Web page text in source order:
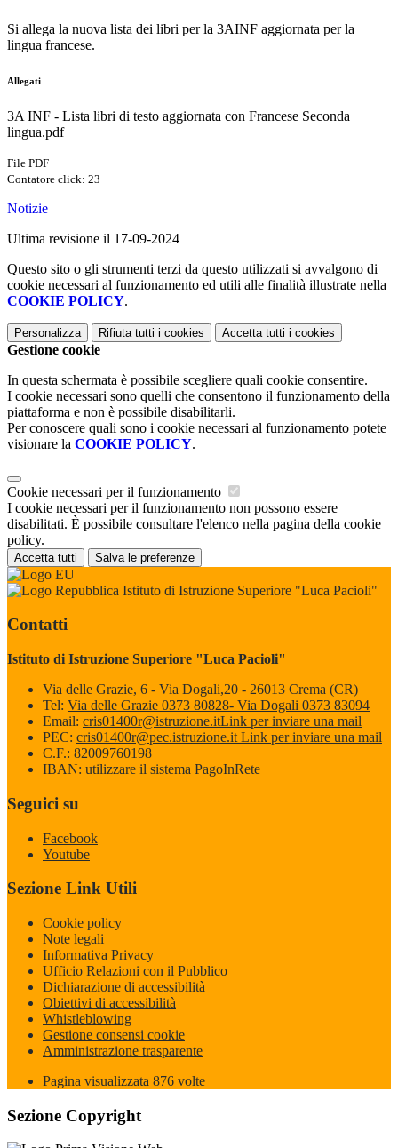
Si allega la nuova lista dei libri per la 3AINF aggiornata per la
lingua francese.
Allegati
3A INF - Lista libri di testo aggiornata con Francese Seconda
lingua.pdf
File PDF
Contatore click: 23
Notizie
Ultima revisione il 17-09-2024
Questo sito o gli strumenti terzi da questo utilizzati si avvalgono di
cookie necessari al funzionamento ed utili alle finalità illustrate nella
COOKIE POLICY.
Personalizza Rifiuta tutti i cookies Accetta tutti i cookies
Gestione cookie
In questa schermata è possibile scegliere quali cookie consentire.
I cookie necessari sono quelli che consentono il funzionamento della
piattaforma e non è possibile disabilitarli.
Per conoscere quali sono i cookie necessari al funzionamento potete
visionare la COOKIE POLICY.
Cookie necessari per il funzionamento
I cookie necessari per il funzionamento non possono essere
disabilitati. È possibile consultare l'elenco nella pagina della cookie
policy.
Accetta tutti Salva le preferenze
Istituto di Istruzione Superiore "Luca Pacioli"
Contatti
Istituto di Istruzione Superiore "Luca Pacioli"
Via delle Grazie, 6 - Via Dogali,20 - 26013 Crema (CR)
Tel: Via delle Grazie 0373 80828- Via Dogali 0373 83094
Email: cris01400r@istruzione.itLink per inviare una mail
PEC: cris01400r@pec.istruzione.it Link per inviare una mail
C.F.: 82009760198
IBAN: utilizzare il sistema PagoInRete
Seguici su
Facebook
Youtube
Sezione Link Utili
Cookie policy
Note legali
Informativa Privacy
Ufficio Relazioni con il Pubblico
Dichiarazione di accessibilità
Obiettivi di accessibilità
Whistleblowing
Gestione consensi cookie
Amministrazione trasparente
Pagina visualizzata 876 volte
Sezione Copyright